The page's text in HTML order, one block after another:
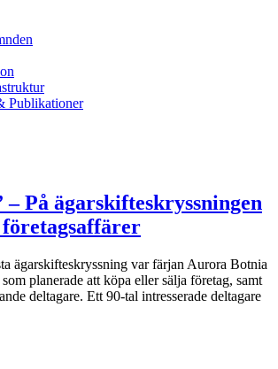
Publikationer
På ägarskifteskryssningen
ägarskifteskryssning var färjan Aurora Botnia
planerade att köpa eller sälja företag, samt
deltagare. Ett 90-tal intresserade deltagare